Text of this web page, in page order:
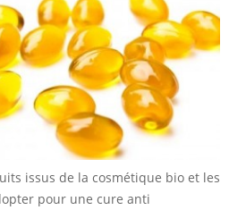
issus de la cosmétique bio et les
pour une cure anti